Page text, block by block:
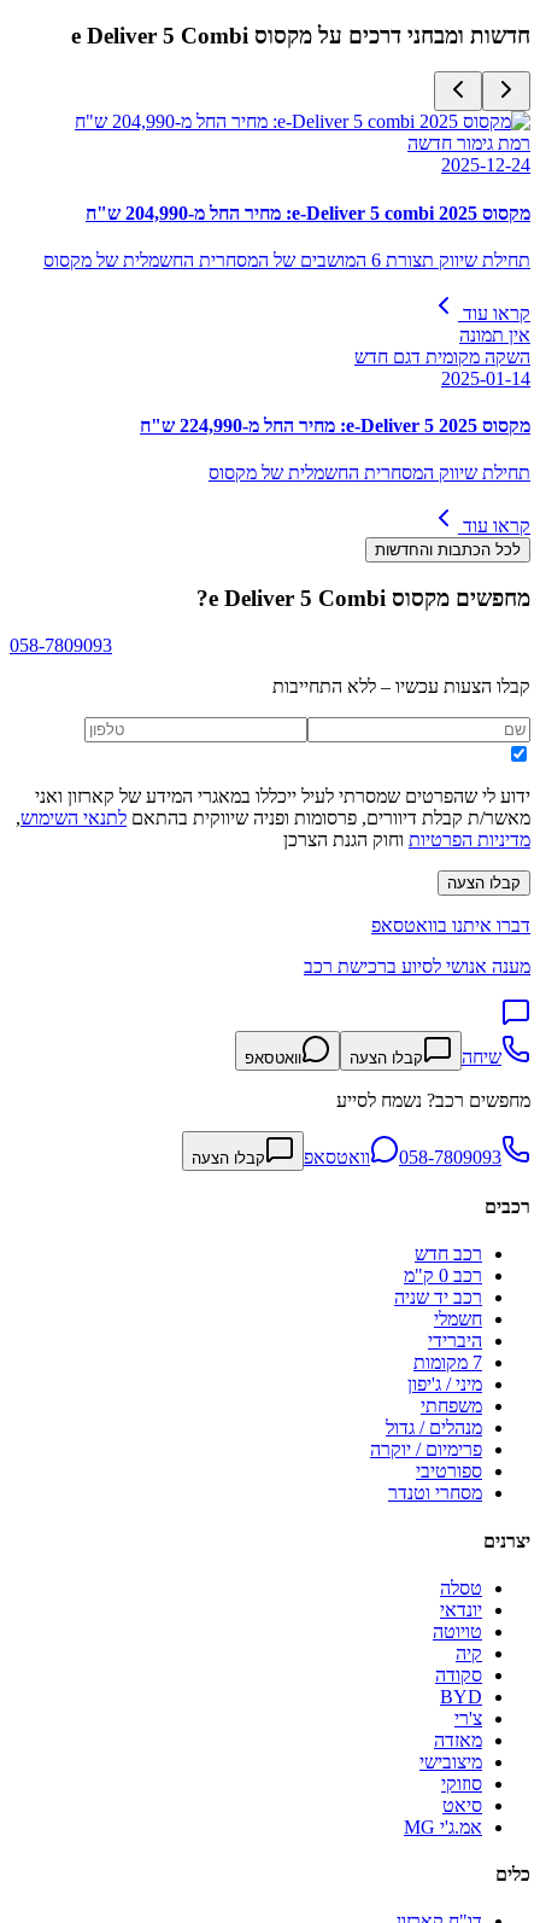
חדשות ומבחני דרכים עלמקסוס e Deliver 5 Combi
רמת גימור חדשה
2025-12-24
מקסוס e-Deliver 5 combi 2025: מחיר החל מ-204,990 ש"ח
תחילת שיווק תצורת 6 המושבים של המסחרית החשמלית של מקסוס
קראו עוד
אין תמונה
השקה מקומית דגם חדש
2025-01-14
מקסוס e-Deliver 5 2025: מחיר החל מ-224,990 ש"ח
תחילת שיווק המסחרית החשמלית של מקסוס
קראו עוד
לכל הכתבות והחדשות
מחפשים מקסוס e Deliver 5 Combi ?
058-7809093
קבלו הצעות עכשיו – ללא התחייבות
ידוע לי שהפרטים שמסרתי לעיל ייכללו במאגרי המידע של קארזון ואני
מאשר/ת קבלת דיוורים, פרסומות ופניה שיווקית בהתאם לתנאי השימוש,
מדיניות הפרטיות וחוק הגנת הצרכן
קבלו הצעה
דברו איתנו בוואטסאפ
מענה אנושי לסיוע ברכישת רכב
שיחה קבלו הצעה וואטסאפ
מחפשים רכב? נשמח לסייע
058-7809093 וואטסאפ קבלו הצעה
רכבים
רכב חדש
רכב 0 ק"מ
רכב יד שניה
חשמלי
היברידי
7 מקומות
מיני / ג'יפון
משפחתי
מנהלים / גדול
פרימיום / יוקרה
ספורטיבי
מסחרי וטנדר
יצרנים
טסלה
יונדאי
טויוטה
קיה
סקודה
BYD
צ'רי
מאזדה
מיצובישי
סוזוקי
סיאט
אמ.ג'י MG
כלים